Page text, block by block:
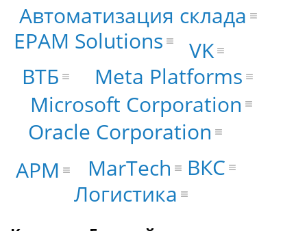
Microsoft Corporation
Meta Platforms
Oracle Corporation
VK
EPAM Solutions
ВТБ
АРМ MarTech
Автоматизация склада
ВКС
Логистика